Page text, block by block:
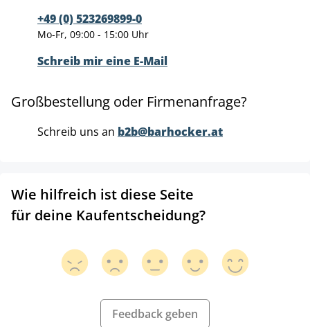
+49 (0) 523269899-0
Mo-Fr, 09:00 - 15:00 Uhr
Schreib mir eine E-Mail
Großbestellung oder Firmenanfrage?
Schreib uns an b2b@barhocker.at
Wie hilfreich ist diese Seite
für deine Kaufentscheidung?
Feedback geben